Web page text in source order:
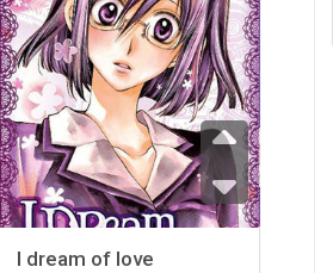
I dream of love